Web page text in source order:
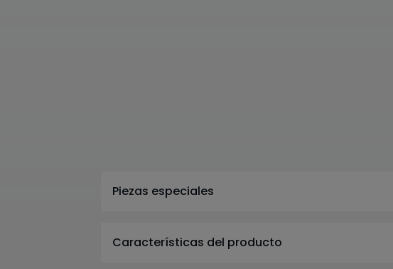
Piezas especiales
Características del producto